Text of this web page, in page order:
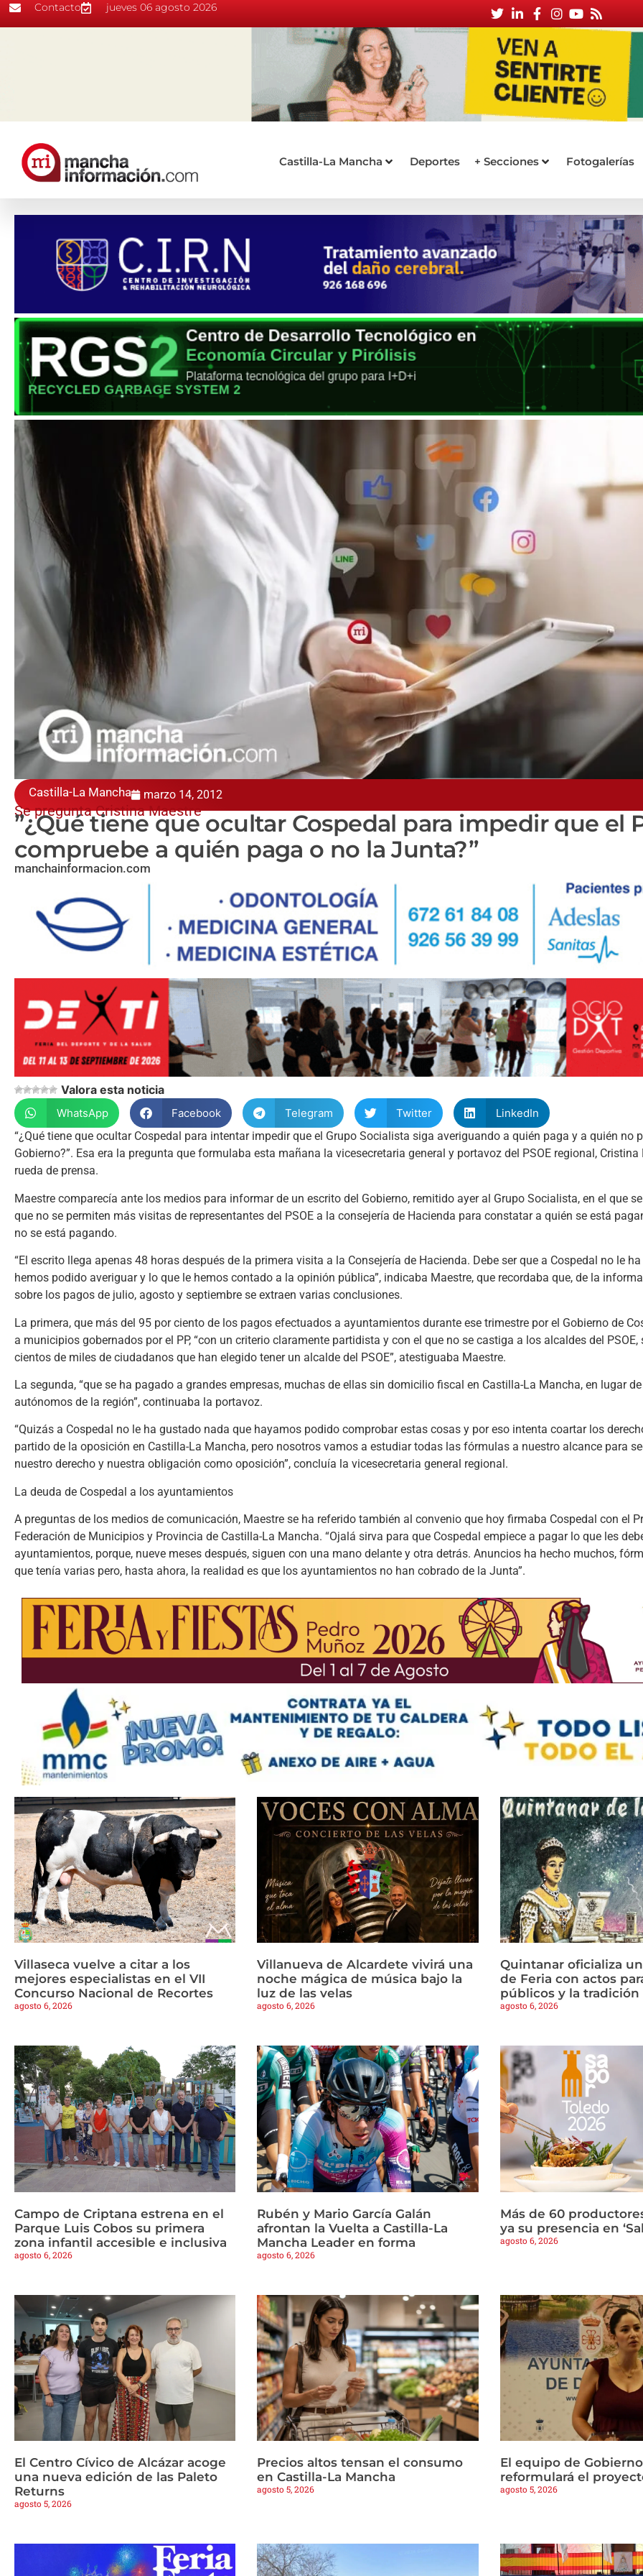
Contacto jueves 06 agosto 2026
Castilla-La Mancha Deportes + Secciones Fotogalerías
Castilla-La Mancha marzo 14, 2012
Se pregunta Cristina Maestre
”¿Qué tiene que ocultar Cospedal para impedir que el
compruebe a quién paga o no la Junta?”
manchainformacion.com
Valora esta noticia
WhatsApp Facebook Telegram Twitter
LinkedIn
“¿Qué tiene que ocultar Cospedal para intentar impedir que el Grupo Socialista siga averiguando a quién paga y a quién no
Gobierno?”. Esa era la pregunta que formulaba esta mañana la vicesecretaria general y portavoz del PSOE regional, Cristina
rueda de prensa.
Maestre comparecía ante los medios para informar de un escrito del Gobierno, remitido ayer al Grupo Socialista, en el que
que no se permiten más visitas de representantes del PSOE a la consejería de Hacienda para constatar a quién se está
no se está pagando.
“El escrito llega apenas 48 horas después de la primera visita a la Consejería de Hacienda. Debe ser que a Cospedal no le
hemos podido averiguar y lo que le hemos contado a la opinión pública”, indicaba Maestre, que recordaba que, de la
sobre los pagos de julio, agosto y septiembre se extraen varias conclusiones.
La primera, que más del 95 por ciento de los pagos efectuados a ayuntamientos durante ese trimestre por el Gobierno de
a municipios gobernados por el PP, “con un criterio claramente partidista y con el que no se castiga a los alcaldes del PSOE,
cientos de miles de ciudadanos que han elegido tener un alcalde del PSOE”, atestiguaba Maestre.
La segunda, “que se ha pagado a grandes empresas, muchas de ellas sin domicilio fiscal en Castilla-La Mancha, en lugar
autónomos de la región”, continuaba la portavoz.
“Quizás a Cospedal no le ha gustado nada que hayamos podido comprobar estas cosas y por eso intenta coartar los
partido de la oposición en Castilla-La Mancha, pero nosotros vamos a estudiar todas las fórmulas a nuestro alcance para
nuestro derecho y nuestra obligación como oposición”, concluía la vicesecretaria general regional.
La deuda de Cospedal a los ayuntamientos
A preguntas de los medios de comunicación, Maestre se ha referido también al convenio que hoy firmaba Cospedal con el
Federación de Municipios y Provincia de Castilla-La Mancha. “Ojalá sirva para que Cospedal empiece a pagar lo que les
ayuntamientos, porque, nueve meses después, siguen con una mano delante y otra detrás. Anuncios ha hecho muchos,
que tenía varias pero, hasta ahora, la realidad es que los ayuntamientos no han cobrado de la Junta”.
Villaseca vuelve a citar a los
mejores especialistas en el VII
Concurso Nacional de Recortes
agosto 6, 2026
Villanueva de Alcardete vivirá una
noche mágica de música bajo la
luz de las velas
agosto 6, 2026
Quintanar oficializa
de Feria con actos
públicos y la tradición
agosto 6, 2026
Campo de Criptana estrena en el
Parque Luis Cobos su primera
zona infantil accesible e inclusiva
agosto 6, 2026
Rubén y Mario García Galán
afrontan la Vuelta a Castilla-La
Mancha Leader en forma
agosto 6, 2026
Más de 60
ya su presencia en
agosto 6, 2026
El Centro Cívico de Alcázar acoge
una nueva edición de las Paleto
Returns
agosto 5, 2026
Precios altos tensan el consumo
en Castilla-La Mancha
agosto 5, 2026
El equipo de
reformulará el
agosto 5, 2026